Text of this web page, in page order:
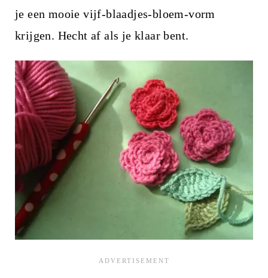
je een mooie vijf-blaadjes-bloem-vorm
krijgen. Hecht af als je klaar bent.